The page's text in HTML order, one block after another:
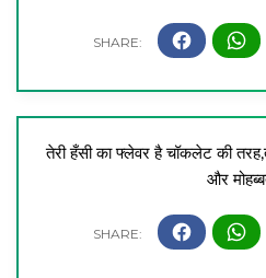
तेरी हँसी का फ्लेवर है चॉकलेट की तरह,
और